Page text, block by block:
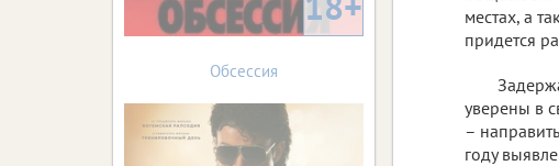
местах, а
придется
уверены в
–
году
Обсессия